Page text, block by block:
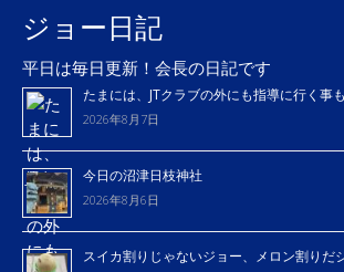
ジョー日記
平日は毎日更新！会長の日記です
たまには、JTクラブの外にも指導に行く事
2026年8月7日
今日の沼津日枝神社
2026年8月6日
スイカ割りじゃないジョー、メロン割りだ